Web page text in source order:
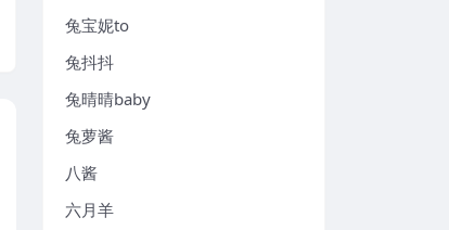
兔宝妮to
兔抖抖
兔晴晴baby
兔萝酱
八酱
六月羊